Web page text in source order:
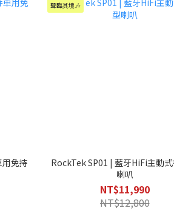
免持
聲臨其境🎶
RockTek SP01 | 藍牙HiFi主動
喇叭
NT$11,990
NT$12,800